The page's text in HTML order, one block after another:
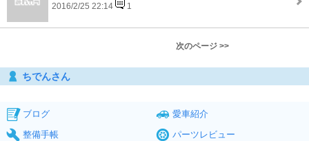
2016/2/25 22:14 1
次のページ >>
ちでんさん
ブログ
愛車紹介
整備手帳
パーツレビュー